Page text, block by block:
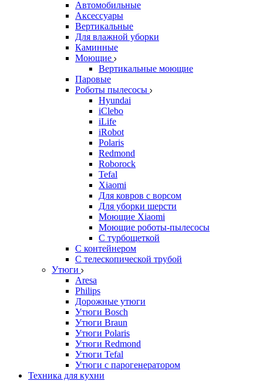
Автомобильные
Аксессуары
Вертикальные
Для влажной уборки
Каминные
Моющие
Вертикальные моющие
Паровые
Роботы пылесосы
Hyundai
iClebo
iLife
iRobot
Polaris
Redmond
Roborock
Tefal
Xiaomi
Для ковров с ворсом
Для уборки шерсти
Моющие Xiaomi
Моющие роботы-пылесосы
С турбощеткой
С контейнером
С телескопической трубой
Утюги
Aresa
Philips
Дорожные утюги
Утюги Bosch
Утюги Braun
Утюги Polaris
Утюги Redmond
Утюги Tefal
Утюги с парогенератором
Техника для кухни